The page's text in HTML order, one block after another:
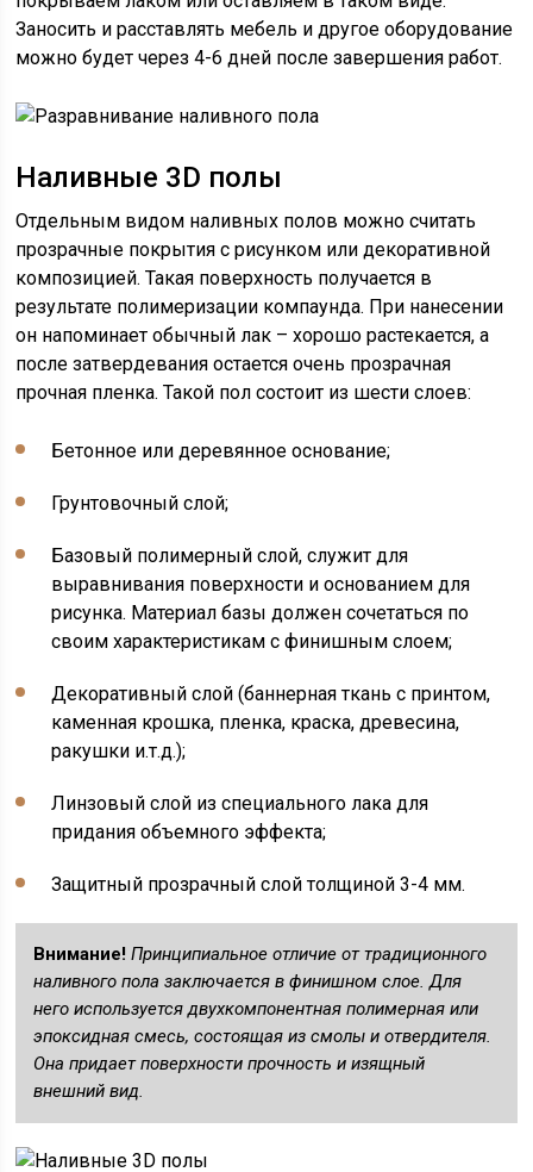
Заносить и расставлять мебель и другое оборудование
можно будет через 4-6 дней после завершения работ.
Наливные 3D полы
Отдельным видом наливных полов можно считать
прозрачные покрытия с рисунком или декоративной
композицией. Такая поверхность получается в
результате полимеризации компаунда. При нанесении
он напоминает обычный лак – хорошо растекается, а
после затвердевания остается очень прозрачная
прочная пленка. Такой пол состоит из шести слоев:
Бетонное или деревянное основание;
Грунтовочный слой;
Базовый полимерный слой, служит для
выравнивания поверхности и основанием для
рисунка. Материал базы должен сочетаться по
своим характеристикам с финишным слоем;
Декоративный слой (баннерная ткань с принтом,
каменная крошка, пленка, краска, древесина,
ракушки и.т.д.);
Линзовый слой из специального лака для
придания объемного эффекта;
Защитный прозрачный слой толщиной 3-4 мм.
Внимание! Принципиальное отличие от традиционного
наливного пола заключается в финишном слое. Для
него используется двухкомпонентная полимерная или
эпоксидная смесь, состоящая из смолы и отвердителя.
Она придает поверхности прочность и изящный
внешний вид.